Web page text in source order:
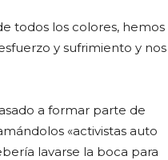
todos los colores, hemos
y sufrimiento y nos
a formar parte de
«activistas auto
lavarse la boca para